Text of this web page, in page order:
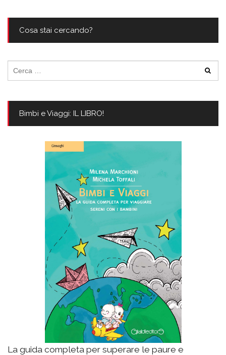
Cosa stai cercando?
per:
Bimbi e Viaggi: IL LIBRO!
La guida completa per superare le paure e